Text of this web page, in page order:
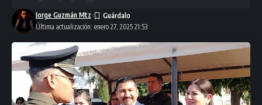
Última actualización: enero 27, 2025 21:53
Jorge Guzmán Mtz